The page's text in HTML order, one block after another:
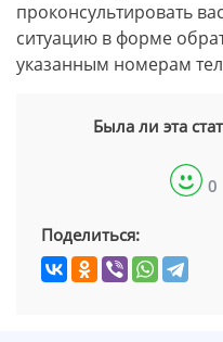
проконсультировать
ситуацию в форме
указанным номерам
Была ли эта
0
Поделиться: